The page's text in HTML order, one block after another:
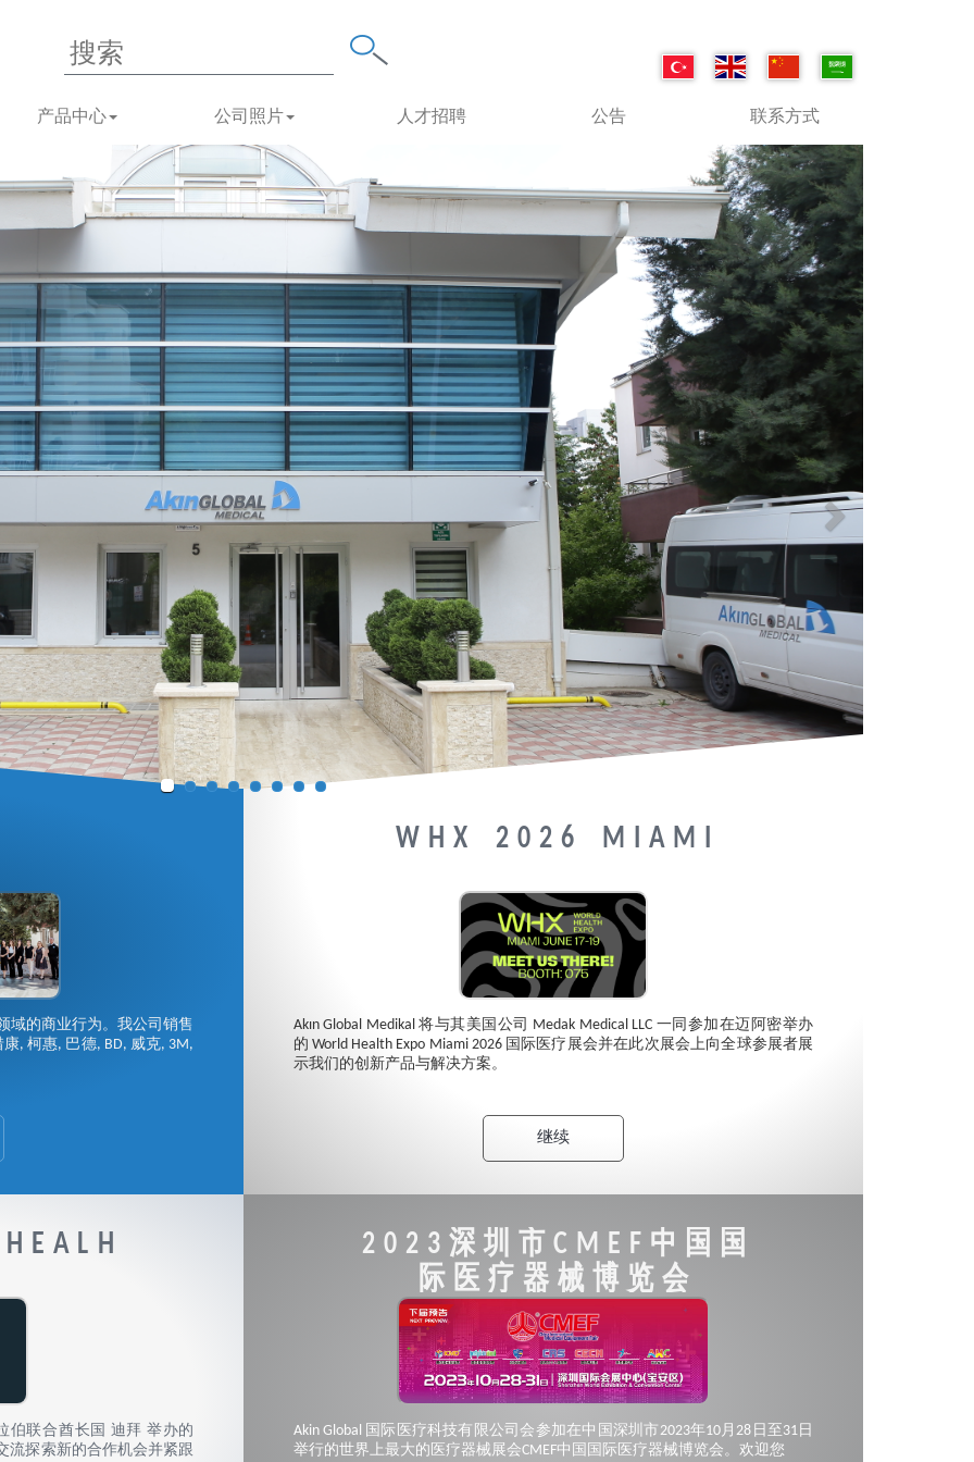
产品中心 公司照片 人才招聘 公告 联系方式
Next
域的商业行为。我公司销售
, 柯惠, 巴德, BD, 威克, 3M,
WHX 2026 MIAMI
Akın Global Medikal 将与其美国公司 Medak Medical LLC 一同参加在迈阿密举办
的 World Health Expo Miami 2026 国际医疗展会并在此次展会上向全球参展者展
示我们的创新产品与解决方案。
继续
伯联合酋长国 迪拜 举办的
流探索新的合作机会并紧跟
2023深圳市CMEF中国国
际医疗器械博览会
Akin Global 国际医疗科技有限公司会参加在中国深圳市2023年10月28日至31日
举行的世界上最大的医疗器械展会CMEF中国国际医疗器械博览会。欢迎您